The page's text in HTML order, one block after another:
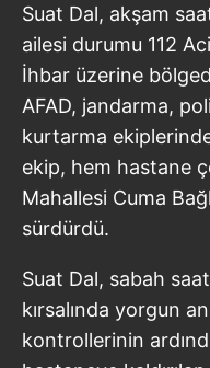
Suat Dal, akşam
ailesi durumu 112
İhbar üzerine
AFAD, jandarma,
kurtarma
ekip, hem hastane
Mahallesi Cuma
sürdürdü.
Suat Dal, sabah
kırsalında yorgun
kontrollerinin